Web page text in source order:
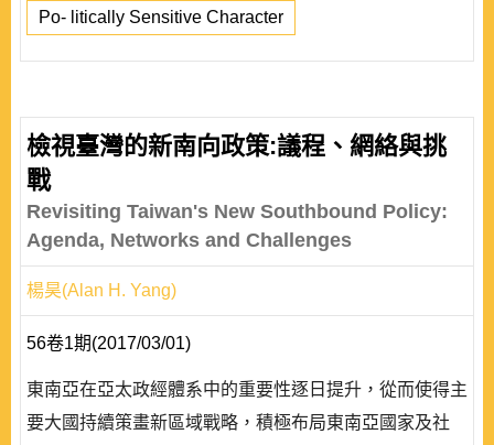
Po- litically Sensitive Character
檢視臺灣的新南向政策:議程、網絡與挑
戰
Revisiting Taiwan's New Southbound Policy:
Agenda, Networks and Challenges
楊昊(Alan H. Yang)
56卷1期(2017/03/01)
東南亞在亞太政經體系中的重要性逐日提升，從而使得主
要大國持續策畫新區域戰略，積極布局東南亞國家及社